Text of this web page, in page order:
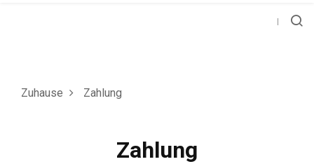
Zuhause Zahlung
Zahlung